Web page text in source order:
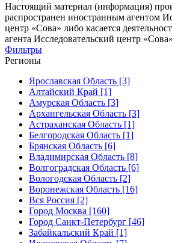
Настоящий материал (информация)
распространен иностранным агентом
центр «Сова» либо касается
агента Исследовательский центр
Фильтры
Регионы
Ярославская Область [3]
Алтайский Край [1]
Амурская Область [3]
Архангельская Область [3]
Астраханская Область [1]
Белгородская Область [1]
Брянская Область [6]
Владимирская Область [8]
Волгоградская Область [6]
Вологодская Область [2]
Воронежская Область [16]
Вся Россия [2]
Город Москва [160]
Город Санкт-Петербург [46]
Забайкальский Край [1]